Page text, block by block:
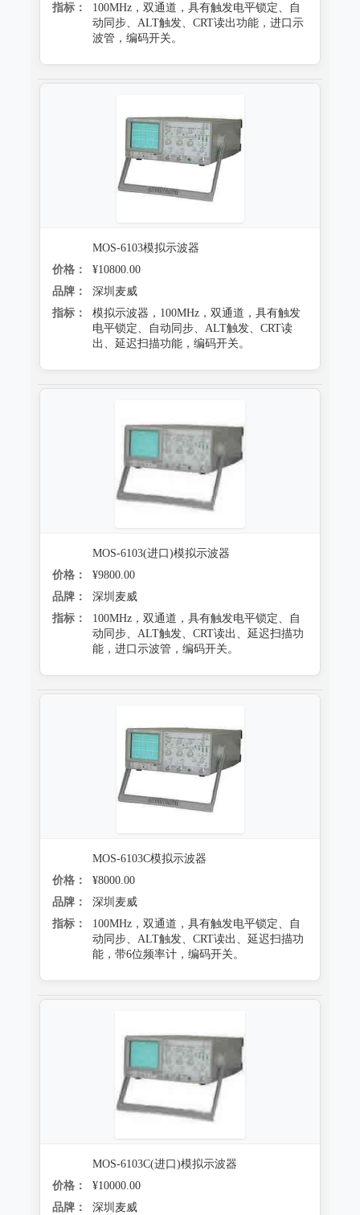
指标：
100MHz，双通道，具有触发电平锁定、自
动同步、ALT触发、CRT读出功能，进口示
波管，编码开关。
MOS-6103模拟示波器
价格：
¥10800.00
品牌：
深圳麦威
指标：
模拟示波器，100MHz，双通道，具有触发
电平锁定、自动同步、ALT触发、CRT读
出、延迟扫描功能，编码开关。
MOS-6103(进口)模拟示波器
价格：
¥9800.00
品牌：
深圳麦威
指标：
100MHz，双通道，具有触发电平锁定、自
动同步、ALT触发、CRT读出、延迟扫描功
能，进口示波管，编码开关。
MOS-6103C模拟示波器
价格：
¥8000.00
品牌：
深圳麦威
指标：
100MHz，双通道，具有触发电平锁定、自
动同步、ALT触发、CRT读出、延迟扫描功
能，带6位频率计，编码开关。
MOS-6103C(进口)模拟示波器
价格：
¥10000.00
品牌：
深圳麦威